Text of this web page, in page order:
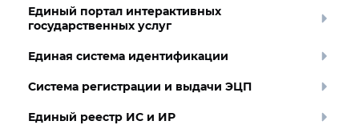
Единый портал интерактивных
государственных услуг
Единая система идентификации
Система регистрации и выдачи ЭЦП
Единый реестр ИС и ИР